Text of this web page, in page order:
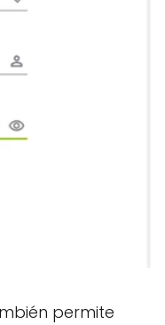
permite